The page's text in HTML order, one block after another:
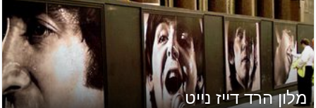
מלון הרד דייז נייט